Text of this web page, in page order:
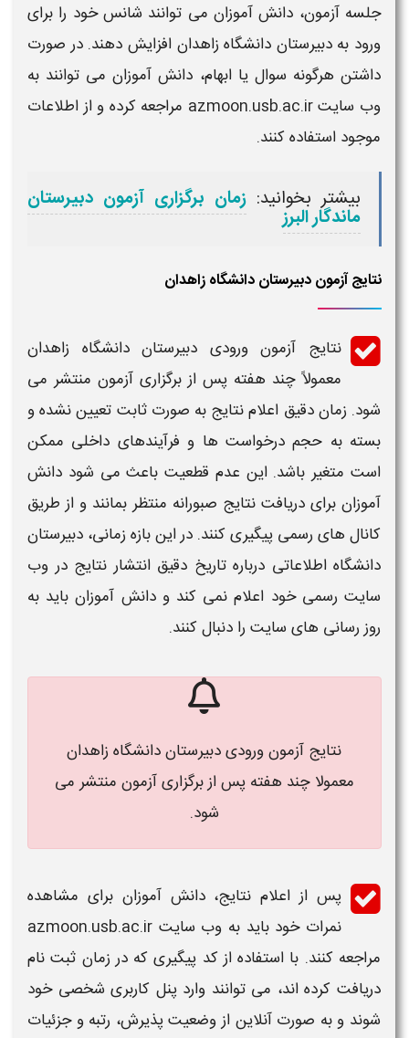
جلسهآزمون، دانش آموزان می توانند شانس خود را برای
ورود بهدبیرستان دانشگاه زاهدان افزایش دهند. در صورت
داشتن هرگونه سوال یا ابهام، دانش آموزان می توانند به
وب سایت azmoon.usb.ac.ir مراجعه کرده و از اطلاعات
موجود استفاده کنند.
بیشتر بخوانید: زمان برگزاری آزمون دبیرستان
ماندگار البرز
نتایج آزمون دبیرستان دانشگاه زاهدان
نتایج آزمون ورودی دبیرستان دانشگاه زاهدان
معمولاً چند هفته پس از برگزاری آزمون منتشر می
شود. زماندقیق اعلام نتایج به صورت ثابت تعیین نشده و
بسته به حجم درخواست ها و فرآیندهای داخلی ممکن
است متغیر باشد. این عدم قطعیت باعث می شود دانش
آموزان برای دریافت نتایج صبورانه منتظر بمانند و از طریق
کانال های رسمی پیگیری کنند. در این بازه زمانی، دبیرستان
دانشگاه اطلاعاتی درباره تاریخ دقیق انتشار نتایج در وب
سایت رسمی خود اعلام نمی کند و دانش آموزان باید به
روز رسانی های سایت را دنبال کنند.
نتایج آزمون ورودی دبیرستان دانشگاه زاهدان
معمولا چند هفته پس از برگزاری آزمون منتشر می
شود.
پس از اعلام نتایج، دانش آموزان برای مشاهده
نمرات خود باید به وب سایت azmoon.usb.ac.ir
مراجعه کنند. با استفاده از کد پیگیری که در زمان ثبت نام
دریافت کرده اند، می توانند وارد پنل کاربری شخصی خود
شوند و به صورت آنلاین از وضعیت پذیرش، رتبه و جزئیات